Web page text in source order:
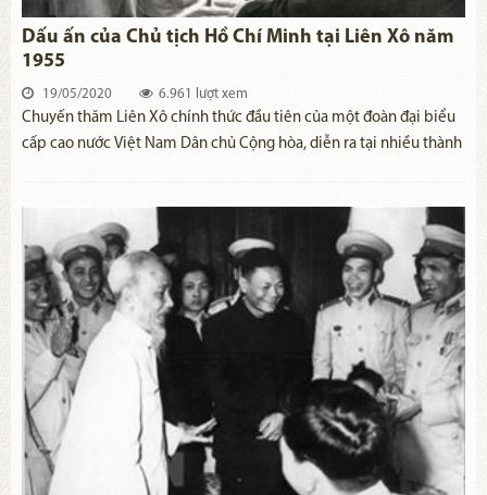
Dấu ấn của Chủ tịch Hồ Chí Minh tại Liên Xô năm
1955
19/05/2020 6.961 lượt xem
​Chuyến thăm Liên Xô chính thức đầu tiên của một đoàn đại biểu
cấp cao nước Việt Nam Dân chủ Cộng hòa, diễn ra tại nhiều thành